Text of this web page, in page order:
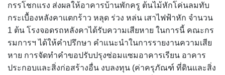
กรรโชกแรง ส่งผลให้อาคารบ้านพักครู ต้นไม้หักโค่นลมทับ
กระเบื้องหลังคาแตกร้าว หลุด ร่วง หล่น เสาไฟฟ้าหัก จำนวน
1 ต้น โรงจอดรถหลังคาได้รับความเสียหาย ในการนี้ คณะกร
รมการฯ ได้ให้คำปรึกษา คำแนะนำในการรายงานความเสีย
หาย การจัดทำคำขอปรับปรุงซ่อมแซมอาคารเรียน อาคาร
ประกอบและสิ่งก่อสร้างอื่น งบลงทุน (ค่าครุภัณฑ์ ที่ดินและสิ่ง